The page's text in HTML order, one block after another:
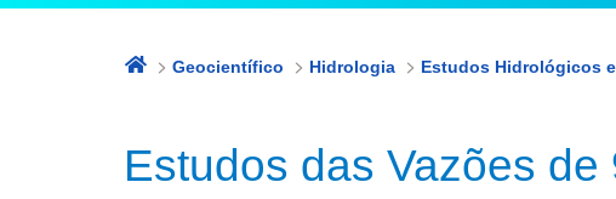
Geocientífico Hidrologia
Estudos das Vazões